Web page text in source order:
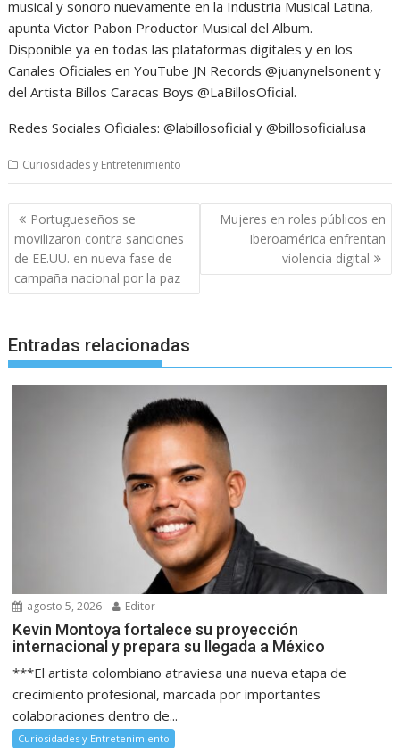
musical y sonoro nuevamente en la Industria Musical Latina,
apunta Victor Pabon Productor Musical del Album.
Disponible ya en todas las plataformas digitales y en los
Canales Oficiales en YouTube JN Records @juanynelsonent y
del Artista Billos Caracas Boys @LaBillosOficial.
Redes Sociales Oficiales: @labillosoficial y @billosoficialusa
Curiosidades y Entretenimiento
Navegación
de
entradas
Portugueseños se
movilizaron contra sanciones
de EE.UU. en nueva fase de
campaña nacional por la paz
Mujeres en roles públicos en
Iberoamérica enfrentan
violencia digital
Entradas relacionadas
agosto 5, 2026 Editor
Kevin Montoya fortalece su proyección
internacional y prepara su llegada a México
***El artista colombiano atraviesa una nueva etapa de
crecimiento profesional, marcada por importantes
colaboraciones dentro de...
Curiosidades y Entretenimiento